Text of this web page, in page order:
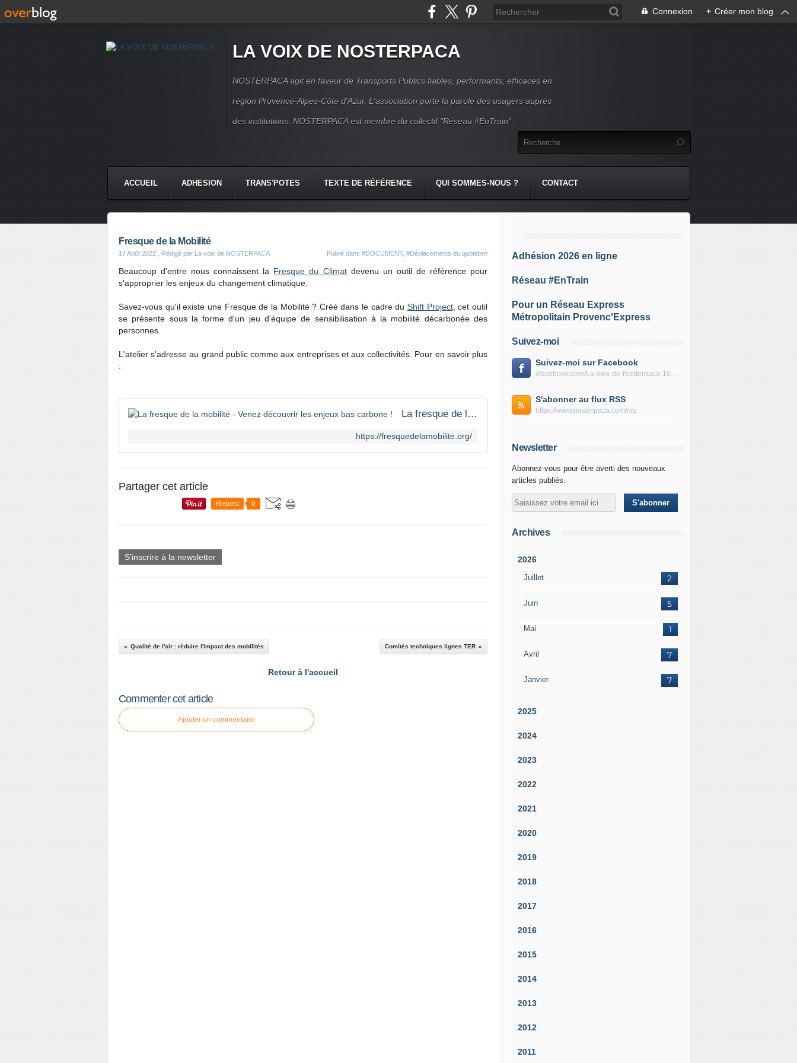
Connexion + Créer mon blog
LA VOIX DE NOSTERPACA
NOSTERPACA agit en faveur de Transports Publics fiables, performants, efficaces en
région Provence-Alpes-Côte d'Azur. L'association porte la parole des usagers auprès
des institutions. NOSTERPACA est membre du collectif "Réseau #EnTrain"
ACCUEIL ADHESION TRANS'POTES TEXTE DE RÉFÉRENCE QUI SOMMES-NOUS ? CONTACT
Fresque de la Mobilité
17 Août 2022 , Rédigé par La voix de NOSTERPACA Publié dans #DOCUMENT, #Déplacements du quotidien
Beaucoup d'entre nous connaissent la Fresque du Climatdevenu un outil de référence pour
s'approprier les enjeux du changement climatique.
Savez-vous qu'il existe une Fresque de la Mobilité ? Créé dans le cadre duShift Project, cet outil
se présente sous la forme d'un jeu d'équipe de sensibilisation à la mobilité décarbonée des
personnes.
L'atelier s'adresse au grand public comme aux entreprises et aux collectivités. Pour en savoir plus
:
La fresque de la mobilité - Venez découvrir les enjeux bas carbone !
https://fresquedelamobilite.org/
Partager cet article
Repost 0
S'inscrire à la newsletter
Qualité de l'air : réduire l'impact des mobilités Comités techniques lignes TER
Retour à l'accueil
Commenter cet article
Ajouter un commentaire
Adhésion 2026 en ligne
Réseau #EnTrain
Pour un Réseau Express
Métropolitain Provenc'Express
Suivez-moi
Suivez-moi sur Facebook
//facebook.com/La-voix-de-Nosterpaca-106434384284735
S'abonner au flux RSS
https://www.nosterpaca.com/rss
Newsletter
Abonnez-vous pour être averti des nouveaux
articles publiés.
Archives
2026
Juillet 2
Juin 5
Mai 1
Avril 7
Janvier 7
2025
2024
2023
2022
2021
2020
2019
2018
2017
2016
2015
2014
2013
2012
2011